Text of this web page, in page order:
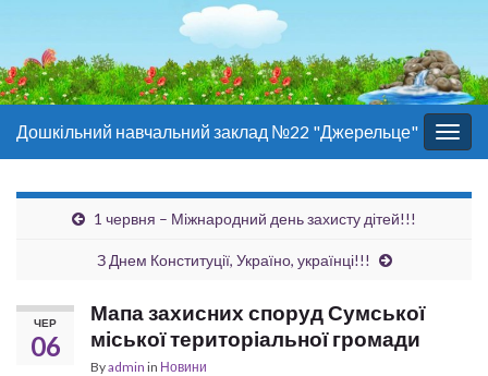
Дошкільний навчальний заклад №22 "Джерельце"
1 червня – Міжнародний день захисту дітей!!!
З Днем Конституції, Україно, українці!!!
ЧЕР
06
Мапа захисних споруд Сумської
міської територіальної громади
Byadmin in Новини